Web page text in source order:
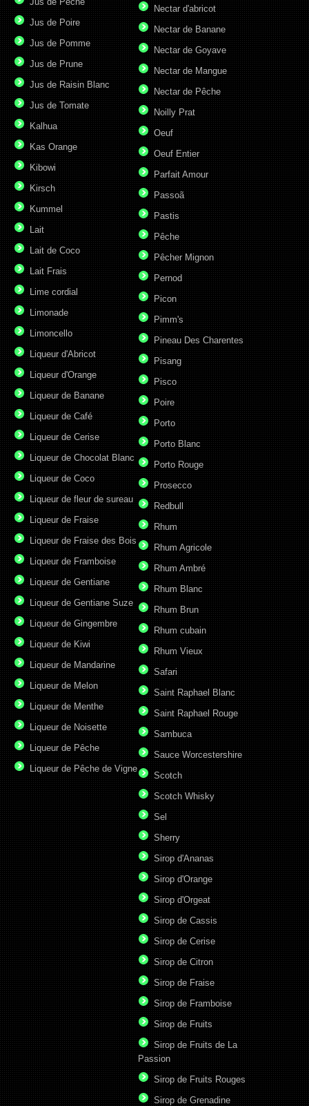
Jus de Poire
Jus de Pomme
Jus de Prune
Jus de Raisin Blanc
Jus de Tomate
Kalhua
Kas Orange
Kibowi
Kirsch
Kummel
Lait
Lait de Coco
Lait Frais
Lime cordial
Limonade
Limoncello
Liqueur d'Abricot
Liqueur d'Orange
Liqueur de Banane
Liqueur de Café
Liqueur de Cerise
Liqueur de Chocolat Blanc
Liqueur de Coco
Liqueur de fleur de sureau
Liqueur de Fraise
Liqueur de Fraise des Bois
Liqueur de Framboise
Liqueur de Gentiane
Liqueur de Gentiane Suze
Liqueur de Gingembre
Liqueur de Kiwi
Liqueur de Mandarine
Liqueur de Melon
Liqueur de Menthe
Liqueur de Noisette
Liqueur de Pêche
Liqueur de Pêche de Vigne
Nectar d'abricot
Nectar de Banane
Nectar de Goyave
Nectar de Mangue
Nectar de Pêche
Noilly Prat
Oeuf
Oeuf Entier
Parfait Amour
Passoã
Pastis
Pêche
Pêcher Mignon
Pernod
Picon
Pimm's
Pineau Des Charentes
Pisang
Pisco
Poire
Porto
Porto Blanc
Porto Rouge
Prosecco
Redbull
Rhum
Rhum Agricole
Rhum Ambré
Rhum Blanc
Rhum Brun
Rhum cubain
Rhum Vieux
Safari
Saint Raphael Blanc
Saint Raphael Rouge
Sambuca
Sauce Worcestershire
Scotch
Scotch Whisky
Sel
Sherry
Sirop d'Ananas
Sirop d'Orange
Sirop d'Orgeat
Sirop de Cassis
Sirop de Cerise
Sirop de Citron
Sirop de Fraise
Sirop de Framboise
Sirop de Fruits
Sirop de Fruits de La
Passion
Sirop de Fruits Rouges
Sirop de Grenadine